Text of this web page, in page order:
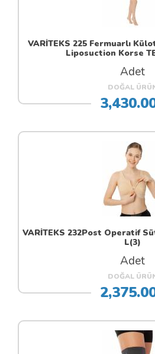
VARİTEKS 225 Fermuarlı
Liposuction Korse
Adet
DOĞAL
VARİTEKS 232Post Operatif
L(3)
Adet
DOĞAL